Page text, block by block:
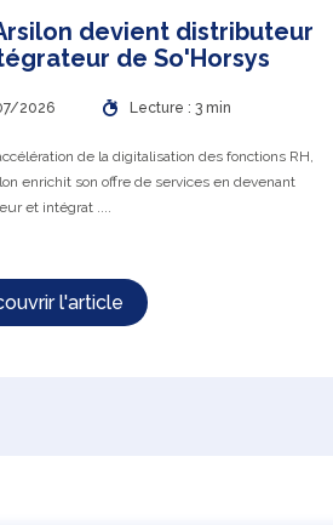
devient distributeur
de So'Horsys
2026 Lecture : 3 min
de la digitalisation des fonctions RH,
enrichit son offre de services en devenant
et intégrat ....
l'article